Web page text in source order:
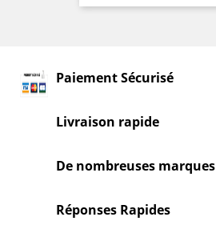
Paiement Sécurisé
Livraison rapide
De nombreuses marques
Réponses Rapides